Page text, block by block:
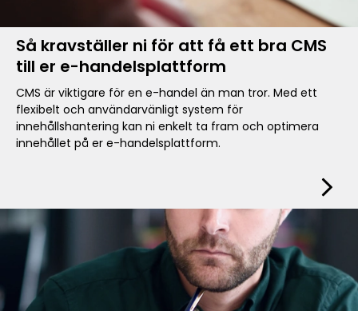
Så kravställer ni för att få ett bra CMS
till er e-handelsplattform
CMS är viktigare för en e-handel än man tror. Med ett
flexibelt och användarvänligt system för
innehållshantering kan ni enkelt ta fram och optimera
innehållet på er e-handelsplattform.